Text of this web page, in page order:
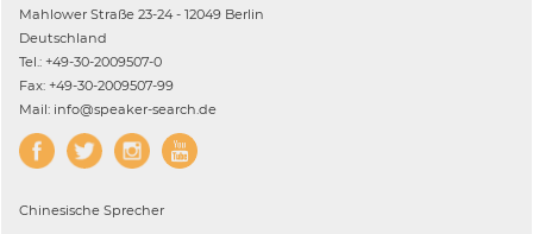
Mahlower Straße 23-24 - 12049 Berlin
Deutschland
Tel.: +49-30-2009507-0
Fax: +49-30-2009507-99
Mail: info@speaker-search.de
Chinesische Sprecher